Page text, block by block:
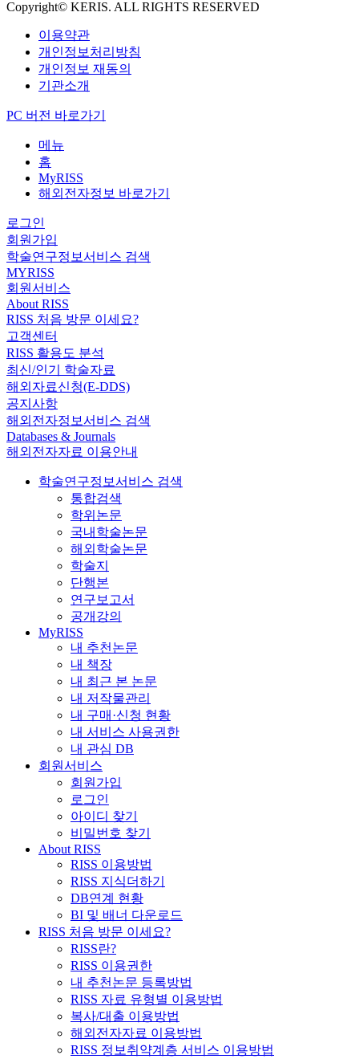
Copyright© KERIS. ALL RIGHTS RESERVED
이용약관
개인정보처리방침
개인정보 재동의
기관소개
PC 버전 바로가기
메뉴
홈
MyRISS
해외전자정보 바로가기
로그인
회원가입
학술연구정보서비스 검색
MYRISS
회원서비스
About RISS
RISS 처음 방문 이세요?
고객센터
RISS 활용도 분석
최신/인기 학술자료
해외자료신청(E-DDS)
공지사항
해외전자정보서비스 검색
Databases & Journals
해외전자자료 이용안내
학술연구정보서비스 검색
통합검색
학위논문
국내학술논문
해외학술논문
학술지
단행본
연구보고서
공개강의
MyRISS
내 추천논문
내 책장
내 최근 본 논문
내 저작물관리
내 구매·신청 현황
내 서비스 사용권한
내 관심 DB
회원서비스
회원가입
로그인
아이디 찾기
비밀번호 찾기
About RISS
RISS 이용방법
RISS 지식더하기
DB연계 현황
BI 및 배너 다운로드
RISS 처음 방문 이세요?
RISS란?
RISS 이용권한
내 추천논문 등록방법
RISS 자료 유형별 이용방법
복사/대출 이용방법
해외전자자료 이용방법
RISS 정보취약계층 서비스 이용방법